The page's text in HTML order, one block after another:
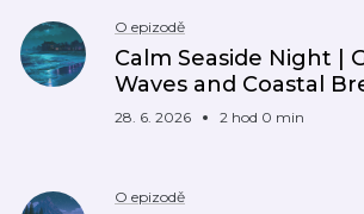
O epizodě
Calm Seaside Night |
Waves and Coastal
28. 6. 2026 2 hod 0 min
O epizodě